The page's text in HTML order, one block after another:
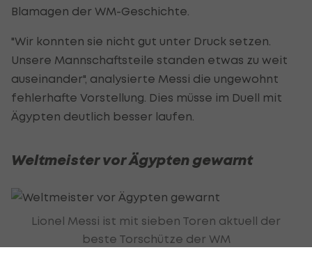
Blamagen der WM-Geschichte.
"Wir konnten sie nicht gut unter Druck setzen.
Unsere Mannschaftsteile standen etwas zu weit
auseinander", analysierte Messi die ungewohnt
fehlerhafte Vorstellung. Dies müsse im Duell mit
Ägypten deutlich besser laufen.
Weltmeister vor Ägypten gewarnt
Lionel Messi ist mit sieben Toren aktuell der
beste Torschütze der WM